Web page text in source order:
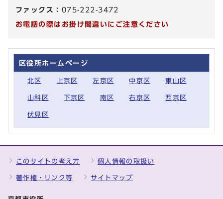
ファックス： 075-222-3472
お電話の際はお掛け間違いにご注意ください
区役所ホームページ
北区 上京区 左京区 中京区 東山区
山科区 下京区 南区 右京区 西京区
伏見区
このサイトの考え方 個人情報の取扱い
著作権・リンク等 サイトマップ